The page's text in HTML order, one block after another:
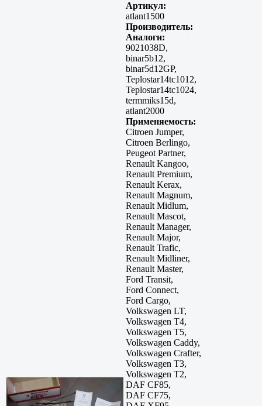
Артикул:
atlant1500
Производитель:
Аналоги:
9021038D,
binar5b12,
binar5d12GP,
Teplostar14tc1012,
Teplostar14tc1024,
termmiks15d,
atlant2000
Применяемость:
Citroen Jumper,
Citroen Berlingo,
Peugeot Partner,
Renault Kangoo,
Renault Premium,
Renault Kerax,
Renault Magnum,
Renault Midlum,
Renault Mascot,
Renault Manager,
Renault Major,
Renault Trafic,
Renault Midliner,
Renault Master,
Ford Transit,
Ford Connect,
Ford Cargo,
Volkswagen LT,
Volkswagen T4,
Volkswagen T5,
Volkswagen Caddy,
Volkswagen Crafter,
Volkswagen T3,
Volkswagen T2,
DAF CF85,
DAF CF75,